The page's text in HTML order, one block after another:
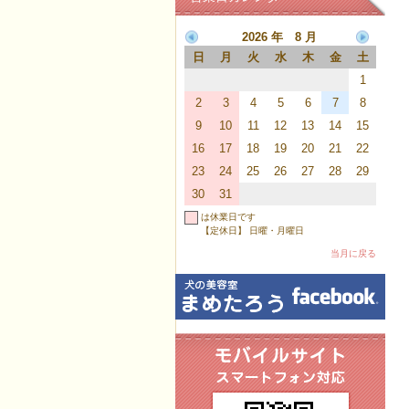
2026 年 8 月
日
月 火 水 木 金
土
1
2
3 4 5 6 7
8
9
10 11 12 13 14
15
16
17 18 19 20 21
22
23
24 25 26 27 28
29
30
31
は休業日です
【定休日】 日曜・月曜日
当月に戻る